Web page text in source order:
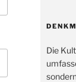
Die